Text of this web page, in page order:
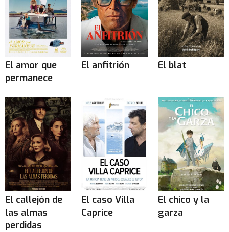
El amor que
permanece
El anfitrión El blat
El callejón de
las almas
perdidas
El caso Villa
Caprice
El chico y la
garza